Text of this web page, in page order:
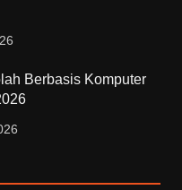
Berbasis Komputer